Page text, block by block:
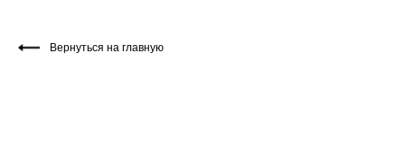
Вернуться на главную